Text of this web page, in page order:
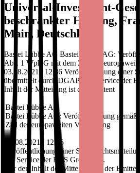
Universal-Investment-
beschränkter Haftung,
Main, Deutschland
Bastei Lübbe AG Bastei Lübbe AG:
Abs. 1 WpHG mit dem Ziel der
03.08.2021 / 12:36 Veröffentlichung einer
übermittelt durch DGAP - ein Service der
Inhalt der Mitteilung ist der Emittent
Bastei Lübbe AG
Bastei Lübbe AG: Veröffentlichung
Ziel der europaweiten Verbreitung
03.08.2021 / 12:36
Veröffentlichung einer
ein Service der EQS Group AG.
Für den Inhalt der Mitteilung ist der